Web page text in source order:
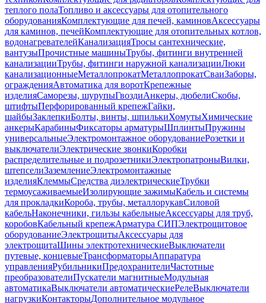
теплого полаТопливо и аксессуары для отопительного
оборудованияКомплектующие для печей, каминовАксессуары
для каминов, печейКомплектующие для отопительных котлов,
водонагревателейКанализацияТросы сантехнические,
вантузыПрочистные машиныТрубы, фитинги внутренней
канализацииТрубы, фитинги наружной канализацииЛюки
канализационныеМеталлопрокатМеталлопрокатСваиЗаборы,
огражденияАвтоматика для воротКрепежные
изделияСаморезы, шурупыГвоздиАнкеры, дюбелиСкобы,
штифтыПерфорированный крепежГайки,
шайбыЗаклепкиБолты, винты, шпилькиХомутыХимические
анкерыКарабиныФиксаторы арматурыШплинтыПружины
универсальныеЭлектромонтажное оборудованиеРозетки и
выключателиЭлектрические звонкиКоробки
распределительные и подрозетникиЭлектропатроныВилки,
штепселиЗаземлениеЭлектромонтажные
изделияКлеммыСредства диэлектрическиеТрубки
термоусаживаемыеИзолирующие зажимыКабель и системы
для прокладкиКороба, трубы, металлорукавСиловой
кабельНаконечники, гильзы кабельныеАксессуары для труб,
коробовКабельный крепежАрматура СИПЭлектрощитовое
оборудованиеЭлектрощитыАксессуары для
электрощитаШины электротехническиеВыключатели
путевые, концевыеТрансформаторыАппаратура
управленияРубильникиПредохранителиЧастотные
преобразователиПускатели магнитныеМодульная
автоматикаВыключатели автоматическиеРелеВыключатели
нагрузкиКонтакторыДополнительное модульное